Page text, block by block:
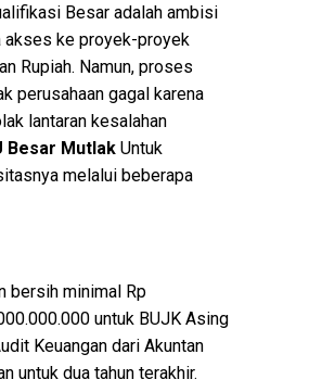
Besar adalah ambisi
akses ke proyek-proyek
Rupiah. Namun, proses
perusahaan gagal karena
lantaran kesalahan
Besar Mutlak Untuk
melalui beberapa
bersih minimal Rp
untuk BUJK Asing
Keuangan dari Akuntan
untuk dua tahun terakhir.